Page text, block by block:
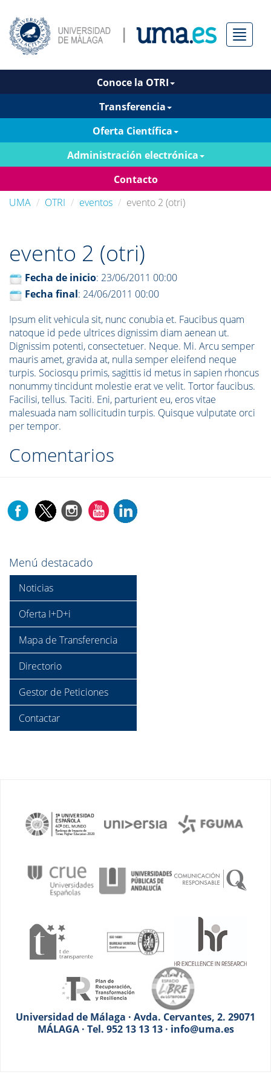
Menú
Conoce la OTRI
Transferencia
Oferta Científica
Administración electrónica
Contacto
UMA
OTRI eventos evento 2 (otri)
evento 2 (otri)
Fecha de inicio: 23/06/2011 00:00
Fecha final: 24/06/2011 00:00
Ipsum elit vehicula sit, nunc conubia et. Faucibus quam
natoque id pede ultrices dignissim diam aenean ut.
Dignissim potenti, consectetuer. Neque. Mi. Arcu semper
mauris amet, gravida at, nulla semper eleifend neque
turpis. Sociosqu primis, sagittis id metus in sapien rhoncus
nonummy tincidunt molestie erat ve velit. Tortor faucibus.
Facilisi, tellus. Taciti. Eni, parturient eu, eros vitae
malesuada nam sollicitudin turpis. Quisque vulputate orci
per tempor.
Comentarios
Menú destacado
Noticias
Oferta I+D+i
Mapa de Transferencia
Directorio
Gestor de Peticiones
Contactar
Universidad de Málaga · Avda. Cervantes, 2. 29071
MÁLAGA · Tel. 952 13 13 13 · info@uma.es